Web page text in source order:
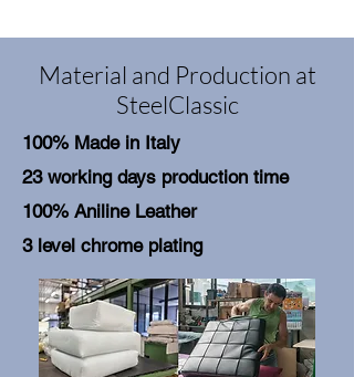
Material and Production at
SteelClassic
100% Made in Italy
23 working days production time
100% Aniline Leather
3 level chrome plating